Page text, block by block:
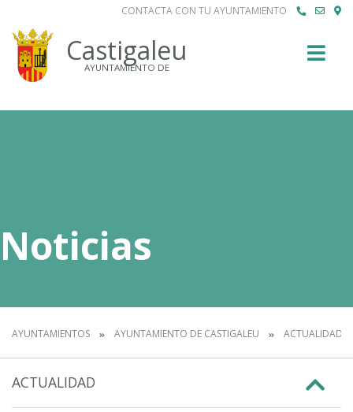
CONTACTA CON TU AYUNTAMIENTO
Castigaleu
AYUNTAMIENTO DE
Noticias
AYUNTAMIENTOS AYUNTAMIENTO DE CASTIGALEU ACTUALIDAD
ACTUALIDAD